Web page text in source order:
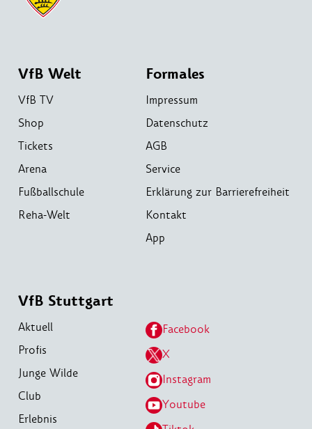
VfB Welt
VfB TV
Shop
Tickets
Arena
Fußballschule
Reha-Welt
Formales
Impressum
Datenschutz
AGB
Service
Erklärung zur Barrierefreiheit
Kontakt
App
VfB Stuttgart
Aktuell
Profis
Junge Wilde
Club
Erlebnis
Facebook
X
Instagram
Youtube